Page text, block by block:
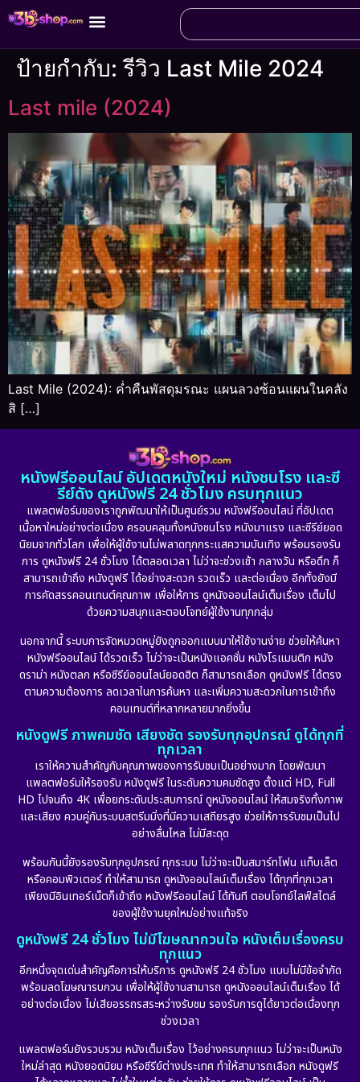
ป้ายกำกับ:รีวิว Last Mile 2024
Last mile (2024)
Last Mile (2024): ค่ำคืนพัสดุมรณะ แผนลวงซ้อนแผนในคลัง
สิ […]
หนังฟรีออนไลน์ อัปเดตหนังใหม่ หนังชนโรง และซี
รีย์ดัง ดูหนังฟรี 24 ชั่วโมง ครบทุกแนว
แพลตฟอร์มของเราถูกพัฒนาให้เป็นศูนย์รวม หนังฟรีออนไลน์ ที่อัปเดต
เนื้อหาใหม่อย่างต่อเนื่อง ครอบคลุมทั้งหนังชนโรง หนังมาแรง และซีรีย์ยอด
นิยมจากทั่วโลก เพื่อให้ผู้ใช้งานไม่พลาดทุกกระแสความบันเทิง พร้อมรองรับ
การ ดูหนังฟรี 24 ชั่วโมง ได้ตลอดเวลา ไม่ว่าจะช่วงเช้า กลางวัน หรือดึก ก็
สามารถเข้าถึง หนังดูฟรี ได้อย่างสะดวก รวดเร็ว และต่อเนื่อง อีกทั้งยังมี
การคัดสรรคอนเทนต์คุณภาพ เพื่อให้การ ดูหนังออนไลน์เต็มเรื่อง เต็มไป
ด้วยความสนุกและตอบโจทย์ผู้ใช้งานทุกกลุ่ม
นอกจากนี้ ระบบการจัดหมวดหมู่ยังถูกออกแบบมาให้ใช้งานง่าย ช่วยให้ค้นหา
หนังฟรีออนไลน์ ได้รวดเร็ว ไม่ว่าจะเป็นหนังแอคชั่น หนังโรแมนติก หนัง
ดราม่า หนังตลก หรือซีรีย์ออนไลน์ยอดฮิต ก็สามารถเลือก ดูหนังฟรี ได้ตรง
ตามความต้องการ ลดเวลาในการค้นหา และเพิ่มความสะดวกในการเข้าถึง
คอนเทนต์ที่หลากหลายมากยิ่งขึ้น
หนังดูฟรี ภาพคมชัด เสียงชัด รองรับทุกอุปกรณ์ ดูได้ทุกที่
ทุกเวลา
เราให้ความสำคัญกับคุณภาพของการรับชมเป็นอย่างมาก โดยพัฒนา
แพลตฟอร์มให้รองรับ หนังดูฟรี ในระดับความคมชัดสูง ตั้งแต่ HD, Full
HD ไปจนถึง 4K เพื่อยกระดับประสบการณ์ ดูหนังออนไลน์ ให้สมจริงทั้งภาพ
และเสียง ควบคู่กับระบบสตรีมมิ่งที่มีความเสถียรสูง ช่วยให้การรับชมเป็นไป
อย่างลื่นไหล ไม่มีสะดุด
พร้อมกันนี้ยังรองรับทุกอุปกรณ์ ทุกระบบ ไม่ว่าจะเป็นสมาร์ทโฟน แท็บเล็ต
หรือคอมพิวเตอร์ ทำให้สามารถ ดูหนังออนไลน์เต็มเรื่อง ได้ทุกที่ทุกเวลา
เพียงมีอินเทอร์เน็ตก็เข้าถึง หนังฟรีออนไลน์ ได้ทันที ตอบโจทย์ไลฟ์สไตล์
ของผู้ใช้งานยุคใหม่อย่างแท้จริง
ดูหนังฟรี 24 ชั่วโมง ไม่มีโฆษณากวนใจ หนังเต็มเรื่องครบ
ทุกแนว
อีกหนึ่งจุดเด่นสำคัญคือการให้บริการ ดูหนังฟรี 24 ชั่วโมง แบบไม่มีข้อจำกัด
พร้อมลดโฆษณารบกวน เพื่อให้ผู้ใช้งานสามารถ ดูหนังออนไลน์เต็มเรื่อง ได้
อย่างต่อเนื่อง ไม่เสียอรรถรสระหว่างรับชม รองรับการดูได้ยาวต่อเนื่องทุก
ช่วงเวลา
แพลตฟอร์มยังรวบรวม หนังเต็มเรื่อง ไว้อย่างครบทุกแนว ไม่ว่าจะเป็นหนัง
ใหม่ล่าสุด หนังยอดนิยม หรือซีรีย์ต่างประเทศ ทำให้สามารถเลือก หนังดูฟรี